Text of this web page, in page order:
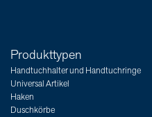
Produkttypen
Handtuchhalter und Handtuchringe
Universal Artikel
Haken
Duschkörbe